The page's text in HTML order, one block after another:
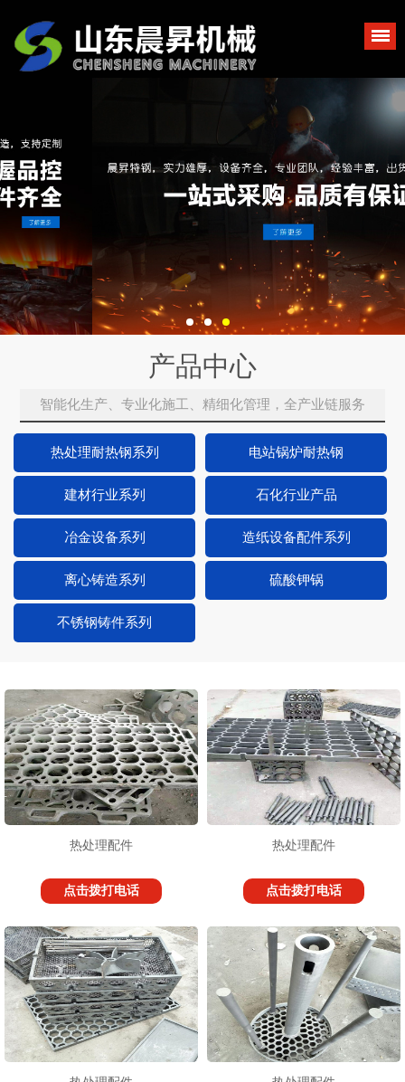
1 2
产品中心
智能化生产、专业化施工、精细化管理，全产业链服务
热处理耐热钢系列 电站锅炉耐热钢
建材行业系列 石化行业产品
冶金设备系列 造纸设备配件系列
离心铸造系列 硫酸钾锅
不锈钢铸件系列
热处理配件
点击拨打电话
热处理配件
点击拨打电话